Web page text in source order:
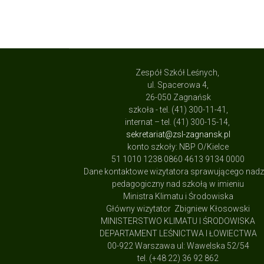
Zespół Szkół Leśnych,
ul. Spacerowa 4,
26-050 Zagnańsk
szkoła - tel. (41) 300-11-41,
internat – tel. (41) 300-15-14,
sekretariat@zsl-zagnansk.pl
konto szkoły: NBP O/Kielce
51 1010 1238 0860 4613 9134 0000
Dane kontaktowe wizytatora sprawującego
pedagogiczny nad szkołą w imieniu
Ministra Klimatu i Środowiska
Główny wizytator Zbigniew Kłosowski
MINISTERSTWO KLIMATU I ŚRODOWISKA
DEPARTAMENT LEŚNICTWA I ŁOWIECTWA
00-922 Warszawa ul: Wawelska 52/54
tel. (+48 22) 36 92 862